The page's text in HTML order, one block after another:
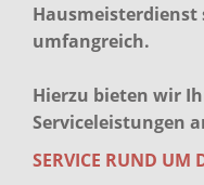
Hausmeisterdienst
umfangreich.
Hierzu bieten wir
Serviceleistungen
SERVICE RUND UM